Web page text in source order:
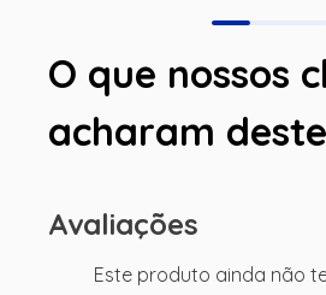
O que nossos
acharam
Avaliações
Este produto ainda não